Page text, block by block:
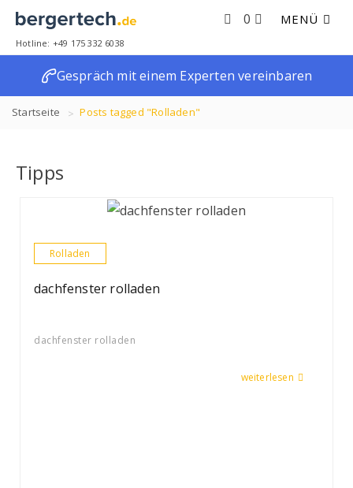
MENÜ
0
Hotline: +49 175 332 6038
Gespräch mit einem Experten vereinbaren
Startseite Posts tagged "Rolladen"
Tipps
Rolladen
dachfenster rolladen
dachfenster rolladen
weiterlesen